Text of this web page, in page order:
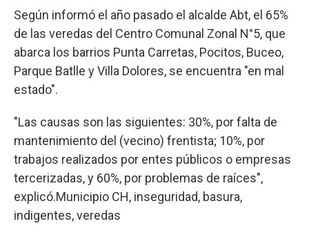
Según informó el año pasado el alcalde Abt, el 65%
de las veredas del Centro Comunal Zonal N°5, que
abarca los barrios Punta Carretas, Pocitos, Buceo,
Parque Batlle y Villa Dolores, se encuentra "en mal
estado".
"Las causas son las siguientes: 30%, por falta de
mantenimiento del (vecino) frentista; 10%, por
trabajos realizados por entes públicos o empresas
tercerizadas, y 60%, por problemas de raíces",
explicó.Municipio CH, inseguridad, basura,
indigentes, veredas